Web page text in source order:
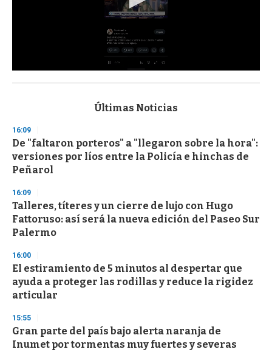
s
d
s
o
f
3
s
e
c
o
n
Últimas Noticias
16:09
De "faltaron porteros" a "llegaron sobre la hora":
versiones por líos entre la Policía e hinchas de
Peñarol
16:09
Talleres, títeres y un cierre de lujo con Hugo
Fattoruso: así será la nueva edición del Paseo Sur
Palermo
16:00
El estiramiento de 5 minutos al despertar que
ayuda a proteger las rodillas y reduce la rigidez
articular
15:55
Gran parte del país bajo alerta naranja de
Inumet por tormentas muy fuertes y severas